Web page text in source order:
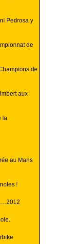
Pedrosa y
de
de
aux
la
au Mans
!